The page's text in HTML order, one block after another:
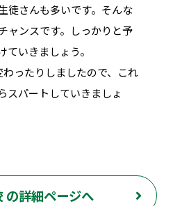
徒さんも多いです。そんな
ャンスです。しっかりと予
いきましょう。
ったりしましたので、これ
スパートしていきましょ
の詳細ページへ